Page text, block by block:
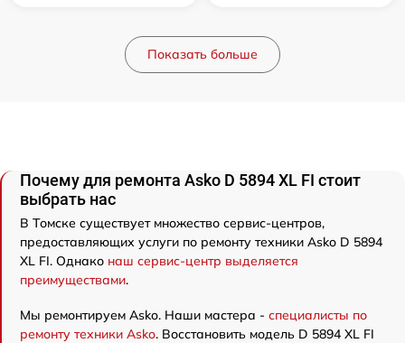
Показать больше
Почему для ремонта Asko D 5894 XL FI стоит
выбрать нас
В Томске существует множество сервис-центров,
предоставляющих услуги по ремонту техники Asko D 5894
XL FI. Однако наш сервис-центр выделяется
преимуществами.
Мы ремонтируем Asko. Наши мастера - специалисты по
ремонту техники Asko. Восстановить модель D 5894 XL FI